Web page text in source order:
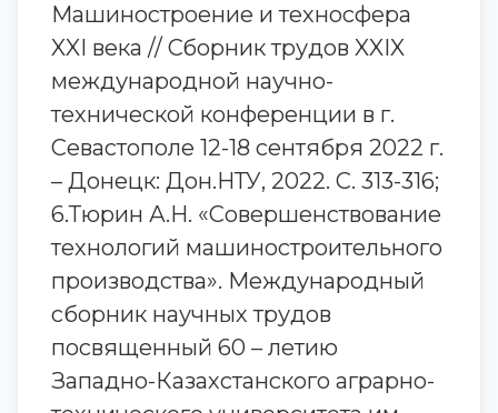
Машиностроение и техносфера
XXI века // Сборник трудов XXIX
международной научно-
технической конференции в г.
Севастополе 12-18 сентября 2022 г.
– Донецк: Дон.НТУ, 2022. С. 313-316;
6.Тюрин А.Н. «Совершенствование
технологий машиностроительного
производства». Международный
сборник научных трудов
посвященный 60 – летию
Западно-Казахстанского аграрно-